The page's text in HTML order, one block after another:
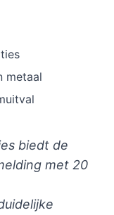
metaal
biedt de
met 20